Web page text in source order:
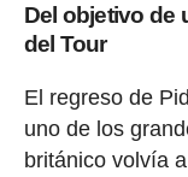
Del objetivo de
del Tour
El regreso de
uno de los
británico volvía